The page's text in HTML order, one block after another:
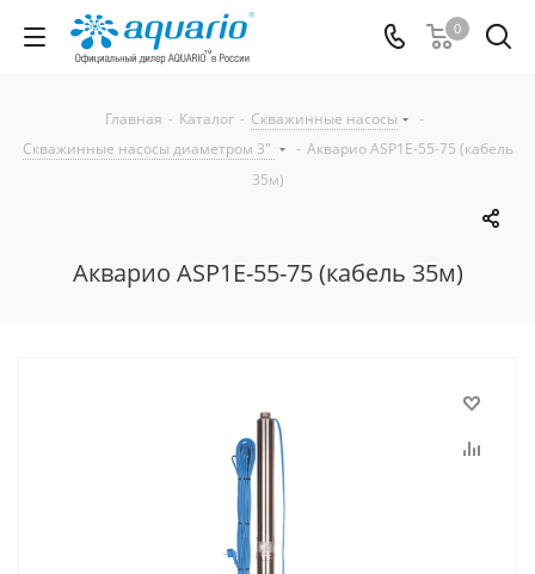
0
Главная - Каталог - Скважинные насосы
-
Скважинные насосы диаметром 3"
- Акварио ASP1Е-55-75 (кабель
35м)
Акварио ASP1Е-55-75 (кабель 35м)